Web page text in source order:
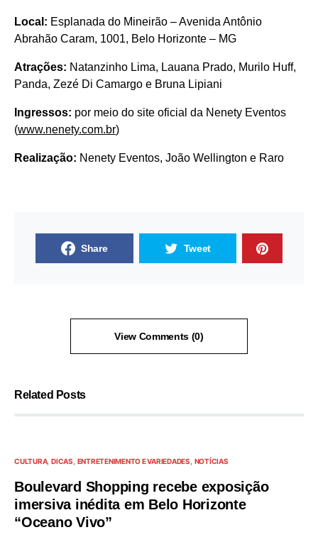
Local: Esplanada do Mineirão – Avenida Antônio
Abrahão Caram, 1001, Belo Horizonte – MG
Atrações: Natanzinho Lima, Lauana Prado, Murilo Huff,
Panda, Zezé Di Camargo e Bruna Lipiani
Ingressos: por meio do site oficial da Nenety Eventos
(www.nenety.com.br)
Realização: Nenety Eventos, João Wellington e Raro
Share Tweet
View Comments (0)
Related Posts
CULTURA DICAS ENTRETENIMENTO E VARIEDADES NOTÍCIAS
Boulevard Shopping recebe exposição
imersiva inédita em Belo Horizonte
“Oceano Vivo”